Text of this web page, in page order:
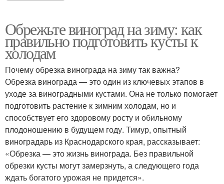
Обрежьте виноград на зиму: как
правильно подготовить кусты к
холодам
Почему обрезка винограда на зиму так важна?
Обрезка винограда — это один из ключевых этапов в
уходе за виноградными кустами. Она не только помогает
подготовить растение к зимним холодам, но и
способствует его здоровому росту и обильному
плодоношению в будущем году. Тимур, опытный
виноградарь из Краснодарского края, рассказывает:
«Обрезка — это жизнь винограда. Без правильной
обрезки кусты могут замерзнуть, а следующего года
ждать богатого урожая не придется».